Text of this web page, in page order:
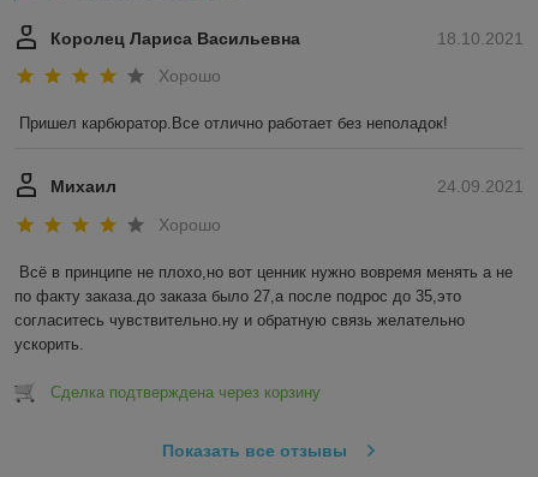
18.10.2021
Королец Лариса Васильевна
Хорошо
Пришел карбюратор.Все отлично работает без неполадок!
24.09.2021
Михаил
Хорошо
Всё в принципе не плохо,но вот ценник нужно вовремя менять а не
по факту заказа.до заказа было 27,а после подрос до 35,это
согласитесь чувствительно.ну и обратную связь желательно
ускорить.
Сделка подтверждена через корзину
Показать все отзывы